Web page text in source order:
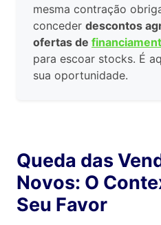
mesma contração
conceder descontos
ofertas de
para escoar stocks. É
sua oportunidade.
Queda das
Novos: O
Seu Favor